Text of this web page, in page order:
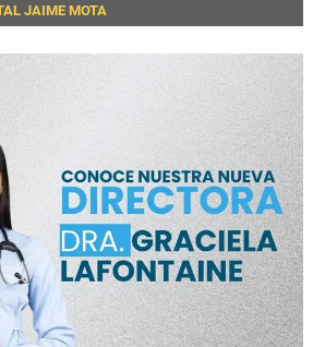
JAIME MOTA